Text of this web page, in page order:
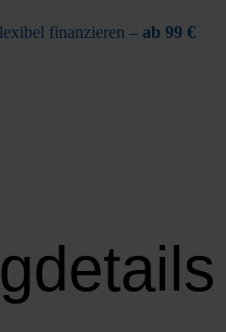
finan­zie­ren – ab 99 €